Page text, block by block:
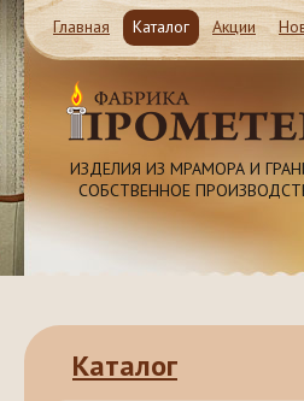
Главная Каталог Акции
ИЗДЕЛИЯ ИЗ МРАМОРА И
СОБСТВЕННОЕ
Магазин и Производство
Московская обл. Ленинский
Революционная 41c1
8 (985) 999-98-39, 8
62, 8 (499) 317-74-44
Каталог